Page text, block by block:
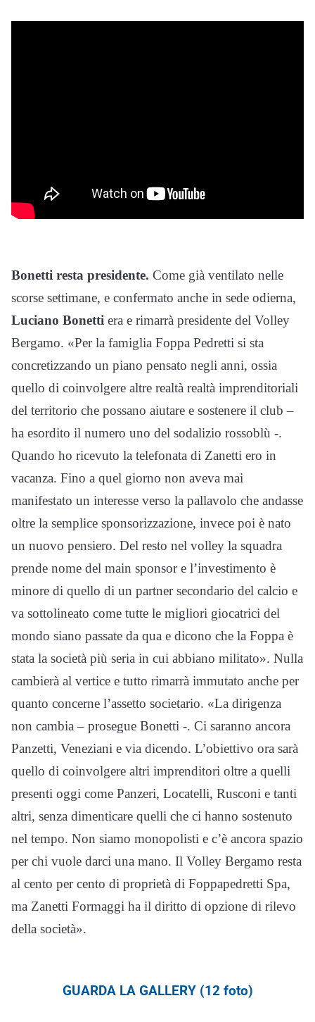
Bonetti resta presidente. Come già ventilato nelle
scorse settimane, e confermato anche in sede odierna,
Luciano Bonetti era e rimarrà presidente del Volley
Bergamo. «Per la famiglia Foppa Pedretti si sta
concretizzando un piano pensato negli anni, ossia
quello di coinvolgere altre realtà realtà imprenditoriali
del territorio che possano aiutare e sostenere il club –
ha esordito il numero uno del sodalizio rossoblù -.
Quando ho ricevuto la telefonata di Zanetti ero in
vacanza. Fino a quel giorno non aveva mai
manifestato un interesse verso la pallavolo che andasse
oltre la semplice sponsorizzazione, invece poi è nato
un nuovo pensiero. Del resto nel volley la squadra
prende nome del main sponsor e l’investimento è
minore di quello di un partner secondario del calcio e
va sottolineato come tutte le migliori giocatrici del
mondo siano passate da qua e dicono che la Foppa è
stata la società più seria in cui abbiano militato». Nulla
cambierà al vertice e tutto rimarrà immutato anche per
quanto concerne l’assetto societario. «La dirigenza
non cambia – prosegue Bonetti -. Ci saranno ancora
Panzetti, Veneziani e via dicendo. L’obiettivo ora sarà
quello di coinvolgere altri imprenditori oltre a quelli
presenti oggi come Panzeri, Locatelli, Rusconi e tanti
altri, senza dimenticare quelli che ci hanno sostenuto
nel tempo. Non siamo monopolisti e c’è ancora spazio
per chi vuole darci una mano. Il Volley Bergamo resta
al cento per cento di proprietà di Foppapedretti Spa,
ma Zanetti Formaggi ha il diritto di opzione di rilevo
della società».
GUARDA LA GALLERY (12 foto)